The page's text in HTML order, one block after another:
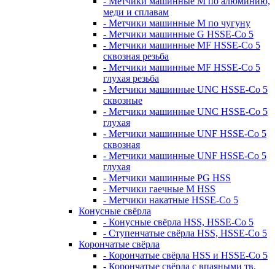
меди и сплавам
- Метчики машинные M по чугуну
- Метчики машинные G HSSE-Co 5
- Метчики машинные MF HSSE-Co 5
сквозная резьба
- Метчики машинные MF HSSE-Co 5
глухая резьба
- Метчики машинные UNC HSSE-Co 5
сквозные
- Метчики машинные UNC HSSE-Co 5
глухая
- Метчики машинные UNF HSSE-Co 5
сквозная
- Метчики машинные UNF HSSE-Co 5
глухая
- Метчики машинные PG HSS
- Метчики гаечные M HSS
- Метчики накатные HSSE-Co 5
Конусные свёрла
- Конусные свёрла HSS, HSSE-Co 5
- Ступенчатые свёрла HSS, HSSE-Co 5
Корончатые свёрла
- Корончатые свёрла HSS и HSSE-Co 5
- Корончатые свёрла с впаяными тв.